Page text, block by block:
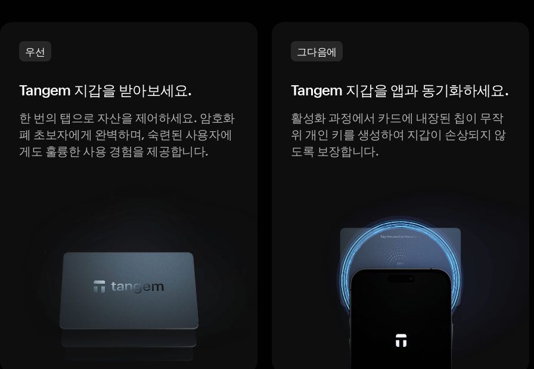
우선
Tangem 지갑을 받아보세요.
한 번의 탭으로 자산을 제어하세요. 암호화
폐 초보자에게 완벽하며, 숙련된 사용자에
게도 훌륭한 사용 경험을 제공합니다.
그다음에
Tangem 지갑을 앱과 동기화하세요.
활성화 과정에서 카드에 내장된 칩이 무작
위 개인 키를 생성하여 지갑이 손상되지 않
도록 보장합니다.